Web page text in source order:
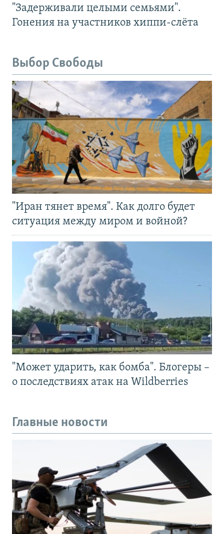
"Задерживали целыми семьями".
Гонения на участников хиппи-слёта
Выбор Свободы
"Иран тянет время". Как долго будет
ситуация между миром и войной?
"Может ударить, как бомба". Блогеры –
о последствиях атак на Wildberries
Главные новости